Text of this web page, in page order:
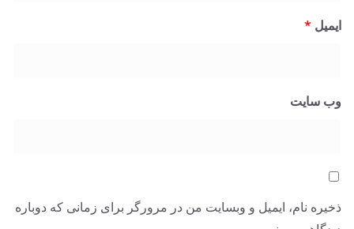
ایمیل *
وب‌ سایت
ذخیره نام، ایمیل و وبسایت من در مرورگر برای زمانی که دوباره